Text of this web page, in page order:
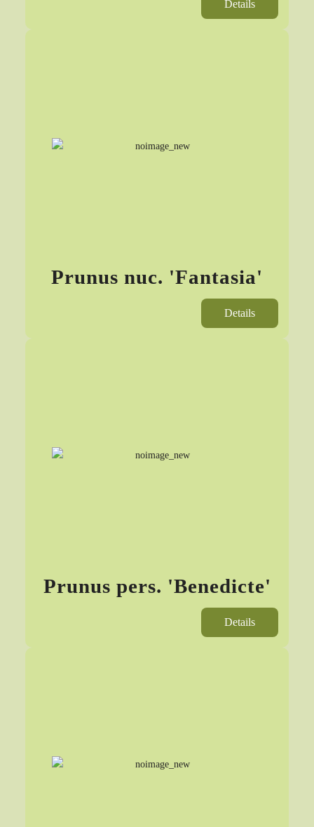
Details
Prunus nuc. 'Fantasia'
Details
Prunus pers. 'Benedicte'
Details